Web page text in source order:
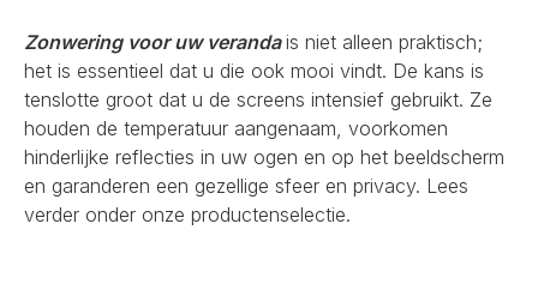
Zonwering voor uw verandais niet alleen praktisch;
het is essentieel dat u die ook mooi vindt. De kans is
tenslotte groot dat u de screens intensief gebruikt. Ze
houden de temperatuur aangenaam, voorkomen
hinderlijke reflecties in uw ogen en op het beeldscherm
en garanderen een gezellige sfeer en privacy. Lees
verder onder onze productenselectie.